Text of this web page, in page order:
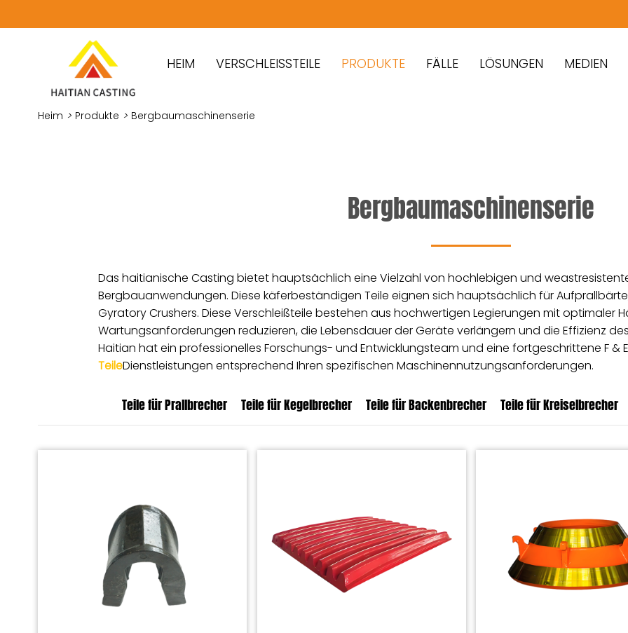
HEIM VERSCHLEISSTEILE PRODUKTE FÄLLE LÖSUNGEN MEDIEN
Heim > Produkte > Bergbaumaschinenserie
Bergbaumaschinenserie
Das haitianische Casting bietet hauptsächlich eine Vielzahl von hochlebigen und
Bergbauanwendungen. Diese käferbeständigen Teile eignen sich hauptsächlich für
Gyratory Crushers. Diese Verschleißteile bestehen aus hochwertigen Legierungen mit optimaler
Wartungsanforderungen reduzieren, die Lebensdauer der Geräte verlängern und die Effizienz
Haitian hat ein professionelles Forschungs- und Entwicklungsteam und eine fortgeschrittene F &
TeileDienstleistungen entsprechend Ihren spezifischen Maschinennutzungsanforderungen.
Teile für Prallbrecher Teile für Kegelbrecher Teile für Backenbrecher Teile für Kreiselbrecher